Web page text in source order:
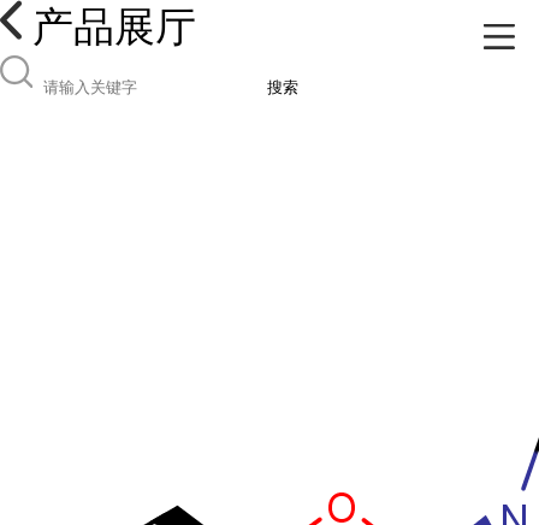
产品展厅
搜索